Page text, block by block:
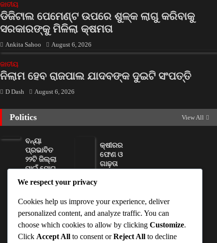
ଜାତୀୟ
ଡିଜିଟାଲ ପେମେଣ୍ଟ ଉପରେ ଶୁଳ୍କ ଲାଗୁ କରିବାକୁ
ସରକାରଙ୍କୁ ମିଳିଲା କ୍ଷମତା
Ankita Sahoo August 6, 2026
ଜାତୀୟ
ନିଲାମ ହେବ ରାଜପାଲ ଯାଦବଙ୍କ ଦୁଇଟି ସଂପତ୍ତି
D Dash August 6, 2026
Politics View All
ବନ୍ୟା
ପ୍ରଭାବିତ
୨୨ଟି ଜିଲ୍ଲା
ପାଇଁ ମୋଟ
୧୧୦ କୋଟି
ଟଙ୍କାର
ମଞ୍ଜୁର
କ୍ଷୀରର
ଫେଣ ଓ
ଗାଢ଼ତା
ଶାମ୍ପୁ
D Dash
August 6,
2026
We respect your privacy
Cookies help us improve your experience, deliver
personalized content, and analyze traffic. You can
choose which cookies to allow by clicking Customize.
Click Accept All to consent orReject All to decline